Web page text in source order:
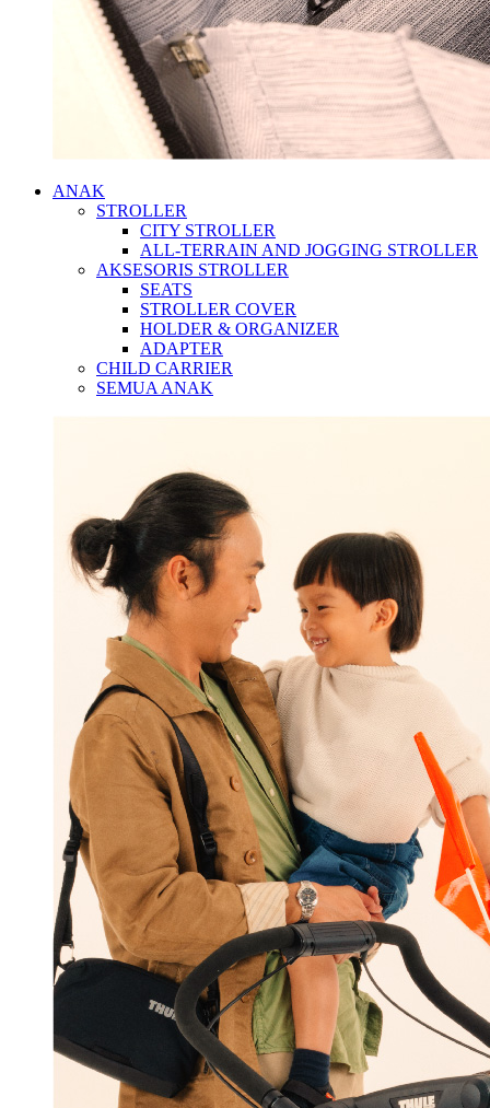
ANAK
STROLLER
CITY STROLLER
ALL-TERRAIN AND JOGGING STROLLER
AKSESORIS STROLLER
SEATS
STROLLER COVER
HOLDER & ORGANIZER
ADAPTER
CHILD CARRIER
SEMUA ANAK